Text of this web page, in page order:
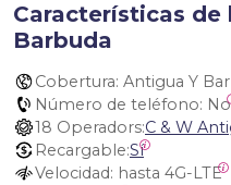
Características de
Barbuda
Cobertura: Antigua Y
Número de teléfono: No
18 Operadors:
Recargable:Sí
Velocidad: hasta 4G-LTE